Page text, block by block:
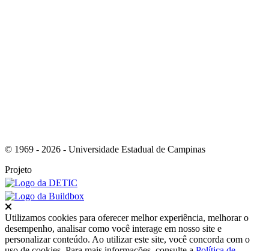
© 1969 - 2026 - Universidade Estadual de Campinas
Projeto
Utilizamos cookies para oferecer melhor experiência, melhorar o
desempenho, analisar como você interage em nosso site e
personalizar conteúdo. Ao utilizar este site, você concorda com o